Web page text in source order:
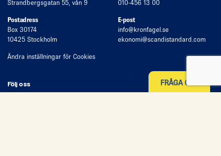
Strandbergsgatan 55, vån 9
010-456 13 00
Postadress
Box 30174
10425 Stockholm
Ändra inställningar för Cookies
E-post
info@kronfagel.se
ekonomi@scandistandard.com
Följ oss FRÅGA OSS